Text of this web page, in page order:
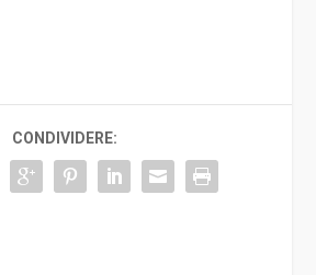
CONDIVIDERE: